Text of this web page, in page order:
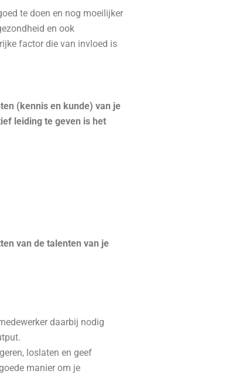
te doen en nog moeilijker
en ook
factor die van invloed is
(kennis en kunde) van je
leiding te geven is het
van de talenten van je
daarbij nodig
loslaten en geef
manier om je